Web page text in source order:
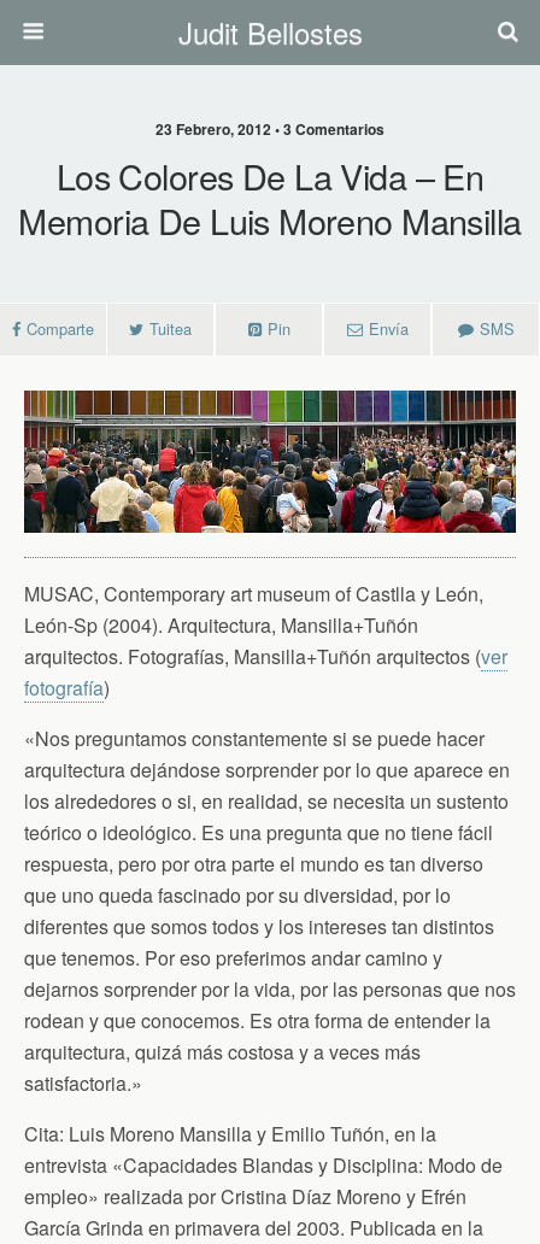
Judit Bellostes
23 Febrero, 2012 • 3 Comentarios
Los Colores De La Vida – En
Memoria De Luis Moreno Mansilla
Comparte Tuitea Pin Envía SMS
MUSAC, Contemporary art museum of Castlla y León,
León-Sp (2004). Arquitectura, Mansilla+Tuñón
arquitectos. Fotografías, Mansilla+Tuñón arquitectos (ver
fotografía)
«Nos preguntamos constantemente si se puede hacer
arquitectura dejándose sorprender por lo que aparece en
los alrededores o si, en realidad, se necesita un sustento
teórico o ideológico. Es una pregunta que no tiene fácil
respuesta, pero por otra parte el mundo es tan diverso
que uno queda fascinado por su diversidad, por lo
diferentes que somos todos y los intereses tan distintos
que tenemos. Por eso preferimos andar camino y
dejarnos sorprender por la vida, por las personas que nos
rodean y que conocemos. Es otra forma de entender la
arquitectura, quizá más costosa y a veces más
satisfactoria.»
Cita: Luis Moreno Mansilla y Emilio Tuñón, en la
entrevista «Capacidades Blandas y Disciplina: Modo de
empleo» realizada por Cristina Díaz Moreno y Efrén
García Grinda en primavera del 2003. Publicada en la